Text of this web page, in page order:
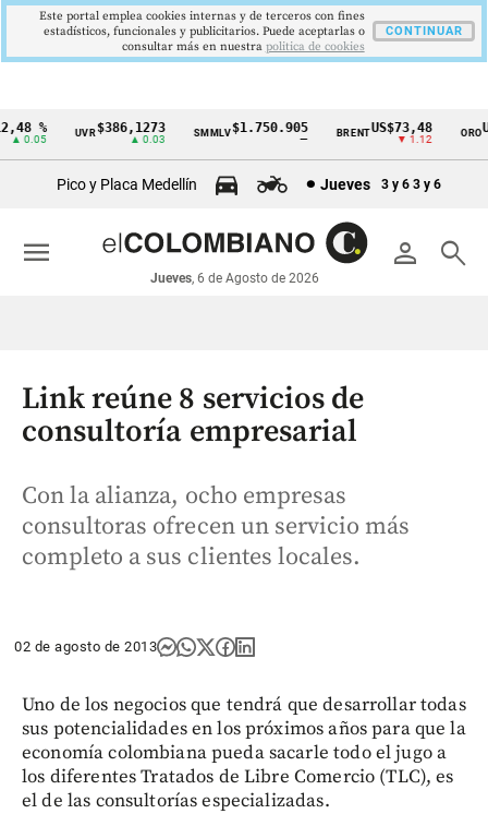
Cintillo
económicos
Colombia
%
0.05
UVR$386,1273
▲ 0.03
SMMLV$1.750.905 BRENTUS$73,48
▼ 1.12
ORO
Pico y Placa Medellín Jueves 3 y 6 3 y 6
person search
Jueves, 6 de Agosto de 2026
menu
Link reúne 8 servicios de
consultoría empresarial
Con la alianza, ocho empresas
consultoras ofrecen un servicio más
completo a sus clientes locales.
02 de agosto de 2013
Uno de los negocios que tendrá que desarrollar todas
sus potencialidades en los próximos años para que la
economía colombiana pueda sacarle todo el jugo a
los diferentes Tratados de Libre Comercio (TLC), es
el de las consultorías especializadas.
Este portal emplea cookies internas y de terceros con fines
estadísticos, funcionales y publicitarios. Puede aceptarlas o
consultar más en nuestra politica de cookies
CONTINUAR